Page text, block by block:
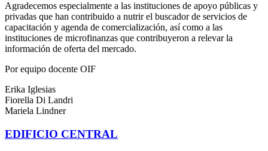
Agradecemos especialmente a las instituciones de apoyo públicas y
privadas que han contribuido a nutrir el buscador de servicios de
capacitación y agenda de comercialización, así como a las
instituciones de microfinanzas que contribuyeron a relevar la
información de oferta del mercado.
Por equipo docente OIF
Erika Iglesias
Fiorella Di Landri
Mariela Lindner
EDIFICIO CENTRAL